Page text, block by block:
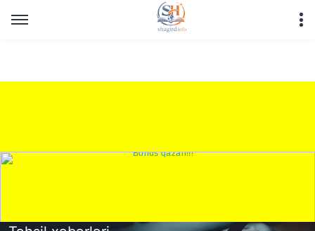
Warning
: Undefined array key "HTTP_REFERER" in
/home/shagirdinfo/public_html/articles/article_main_file.php